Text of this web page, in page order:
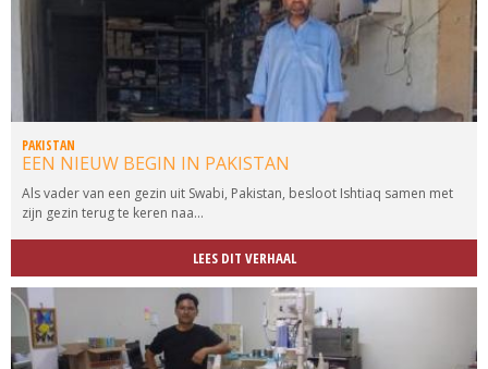
PAKISTAN
EEN NIEUW BEGIN IN PAKISTAN
Als vader van een gezin uit Swabi, Pakistan, besloot Ishtiaq samen met
zijn gezin terug te keren naa...
LEES DIT VERHAAL